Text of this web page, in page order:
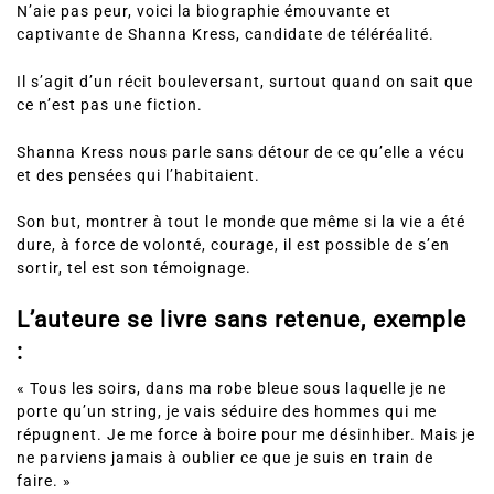
N’aie pas peur, voici la biographie émouvante et
captivante de Shanna Kress, candidate de téléréalité.
Il s’agit d’un récit bouleversant, surtout quand on sait que
ce n’est pas une fiction.
Shanna Kress nous parle sans détour de ce qu’elle a vécu
et des pensées qui l’habitaient.
Son but, montrer à tout le monde que même si la vie a été
dure, à force de volonté, courage, il est possible de s’en
sortir, tel est son témoignage.
L’auteure se livre sans retenue, exemple
:
« Tous les soirs, dans ma robe bleue sous laquelle je ne
porte qu’un string, je vais séduire des hommes qui me
répugnent. Je me force à boire pour me désinhiber. Mais je
ne parviens jamais à oublier ce que je suis en train de
faire. »